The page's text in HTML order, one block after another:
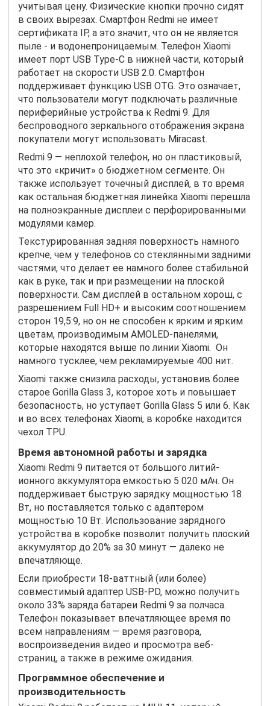
учитывая цену. Физические кнопки прочно сидят
в своих вырезах. Смартфон Redmi не имеет
сертификата IP, а это значит, что он не является
пыле - и водонепроницаемым. Телефон Xiaomi
имеет порт USB Type-C в нижней части, который
работает на скорости USB 2.0. Смартфон
поддерживает функцию USB OTG. Это означает,
что пользователи могут подключать различные
периферийные устройства к Redmi 9. Для
беспроводного зеркального отображения экрана
покупатели могут использовать Miracast.
Redmi 9 — неплохой телефон, но он пластиковый,
что это «кричит» о бюджетном сегменте. Он
также использует точечный дисплей, в то время
как остальная бюджетная линейка Xiaomi перешла
на полноэкранные дисплеи с перфорированными
модулями камер.
Текстурированная задняя поверхность намного
крепче, чем у телефонов со стеклянными задними
частями, что делает ее намного более стабильной
как в руке, так и при размещении на плоской
поверхности. Сам дисплей в остальном хорош, с
разрешением Full HD+ и высоким соотношением
сторон 19,5:9, но он не способен к ярким и ярким
цветам, производимым AMOLED-панелями,
которые находятся выше по линии Xiaomi. Он
намного тусклее, чем рекламируемые 400 нит.
Xiaomi также снизила расходы, установив более
старое Gorilla Glass 3, которое хоть и повышает
безопасность, но уступает Gorilla Glass 5 или 6. Как
и во всех телефонах Xiaomi, в коробке находится
чехол TPU.
Время автономной работы и зарядка
Xiaomi Redmi 9 питается от большого литий-
ионного аккумулятора емкостью 5 020 мАч. Он
поддерживает быструю зарядку мощностью 18
Вт, но поставляется только с адаптером
мощностью 10 Вт. Использование зарядного
устройства в коробке позволит получить плоский
аккумулятор до 20% за 30 минут — далеко не
впечатляюще.
Если приобрести 18-ваттный (или более)
совместимый адаптер USB-PD, можно получить
около 33% заряда батареи Redmi 9 за полчаса.
Телефон показывает впечатляющее время по
всем направлениям — время разговора,
воспроизведения видео и просмотра веб-
страниц, а также в режиме ожидания.
Программное обеспечение и
производительность